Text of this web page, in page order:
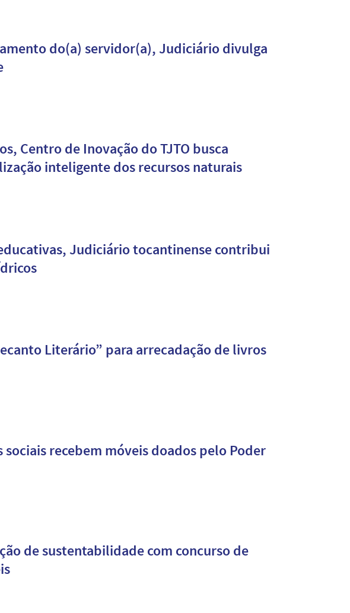
do(a) servidor(a), Judiciário divulga
Centro de Inovação do TJTO busca
inteligente dos recursos naturais
Judiciário tocantinense contribui
Literário” para arrecadação de livros
recebem móveis doados pelo Poder
de sustentabilidade com concurso de